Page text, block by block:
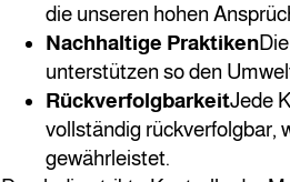
die unseren hohen
Nachhaltige Praktiken
unterstützen so den
RückverfolgbarkeitJede
vollständig rückverfolgbar,
gewährleistet.